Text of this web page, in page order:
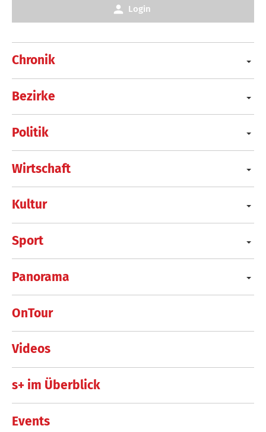
Chronik
Bezirke
Politik
Wirtschaft
Kultur
Sport
Panorama
OnTour
Videos
s+ im Überblick
Events
Login